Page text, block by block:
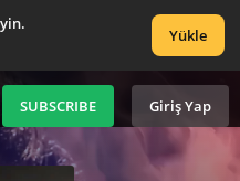
Yükle
SUBSCRIBE Giriş Yap